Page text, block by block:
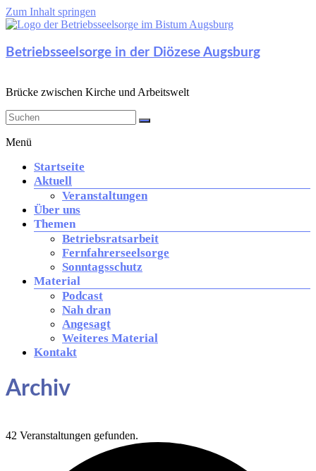
Zum Inhalt springen
Betriebsseelsorge in der Diözese Augsburg
Brücke zwischen Kirche und Arbeitswelt
Menü
Startseite
Aktuell
Veranstaltungen
Über uns
Themen
Betriebsratsarbeit
Fernfahrerseelsorge
Sonntagsschutz
Material
Podcast
Nah dran
Angesagt
Weiteres Material
Kontakt
Archiv
42 Veranstaltungen gefunden.